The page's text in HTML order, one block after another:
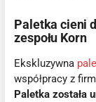
Paletka cieni
zespołu Korn
Ekskluzywna
współpracy z
Paletka została